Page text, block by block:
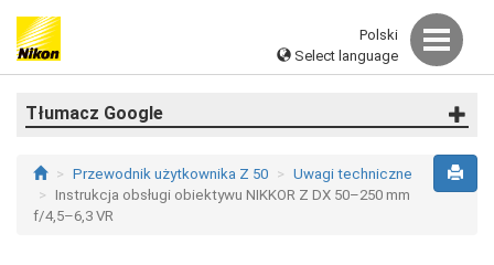
Polski
Select language
Tłumacz Google
Przewodnik użytkownika Z 50
Uwagi techniczne
Instrukcja obsługi obiektywu NIKKOR Z DX 50–250 mm
f/4,5–6,3 VR